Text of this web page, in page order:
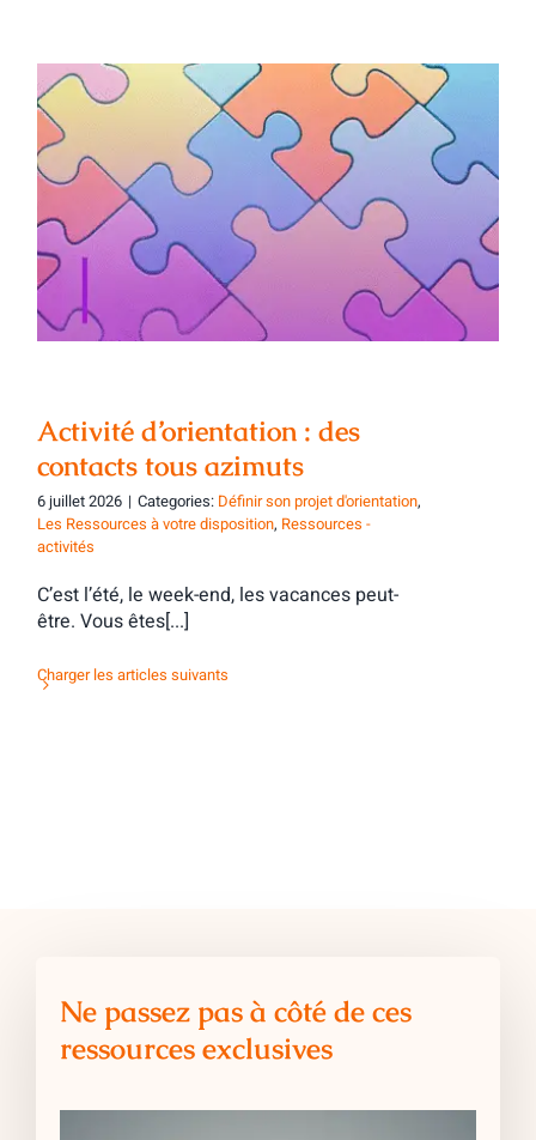
Activité d’orientation : des contacts tous
azimuts
Activité d’orientation : des
contacts tous azimuts
6 juillet 2026 | Categories: Définir son projet d'orientation,
Les Ressources à votre disposition, Ressources -
activités
C’est l’été, le week-end, les vacances peut-
être. Vous êtes[...]
Charger les articles suivants
Ne passez pas à côté de ces
ressources exclusives